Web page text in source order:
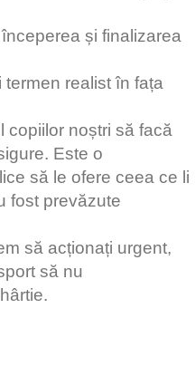
și finalizarea
realist în fața
copiilor noștri să facă
Este o
să le ofere ceea ce li
fost prevăzute
să acționați urgent,
să nu